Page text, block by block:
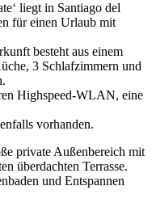
liegt in Santiago del
für einen Urlaub mit
besteht aus einem
3 Schlafzimmern und
Highspeed-WLAN, eine
vorhanden.
private Außenbereich mit
überdachten Terrasse.
und Entspannen